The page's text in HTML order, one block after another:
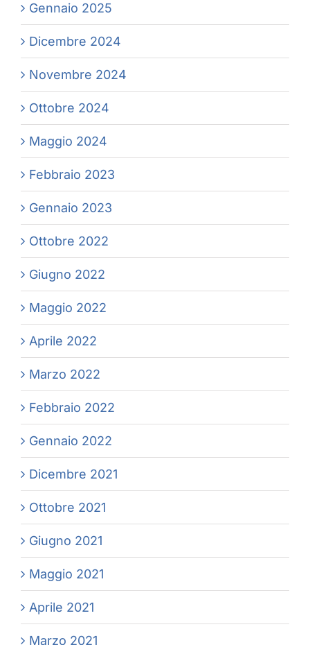
Gennaio 2025
Dicembre 2024
Novembre 2024
Ottobre 2024
Maggio 2024
Febbraio 2023
Gennaio 2023
Ottobre 2022
Giugno 2022
Maggio 2022
Aprile 2022
Marzo 2022
Febbraio 2022
Gennaio 2022
Dicembre 2021
Ottobre 2021
Giugno 2021
Maggio 2021
Aprile 2021
Marzo 2021